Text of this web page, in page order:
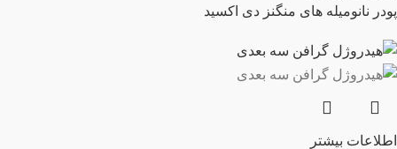
پودر نانومیله های منگنز دی اکسید
اطلاعات بیشتر